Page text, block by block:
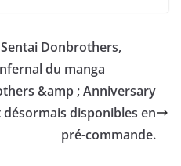
Donbrothers,
du manga
&amp ; Anniversary
disponibles en
pré-commande.